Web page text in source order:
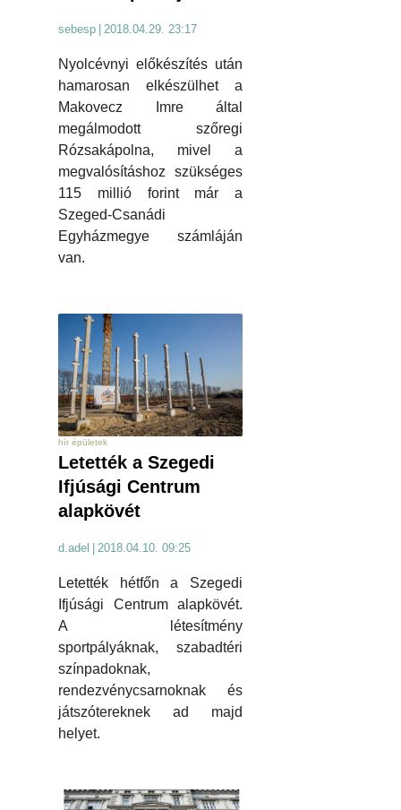
sebesp 2018.04.29. 23:17
Nyolcévnyi előkészítés után
hamarosan elkészülhet a
Makovecz Imre által
megálmodott szőregi
Rózsakápolna, mivel a
megvalósításhoz szükséges
115 millió forint már a
Szeged-Csanádi
Egyházmegye számláján
van.
hír épületek
Letették a Szegedi
Ifjúsági Centrum
alapkövét
d.adel 2018.04.10. 09:25
Letették hétfőn a Szegedi
Ifjúsági Centrum alapkövét.
A létesítmény
sportpályáknak, szabadtéri
színpadoknak,
rendezvénycsarnoknak és
játszótereknek ad majd
helyet.